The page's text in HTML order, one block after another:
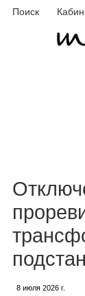
Поиск
8 июля 2026 г.